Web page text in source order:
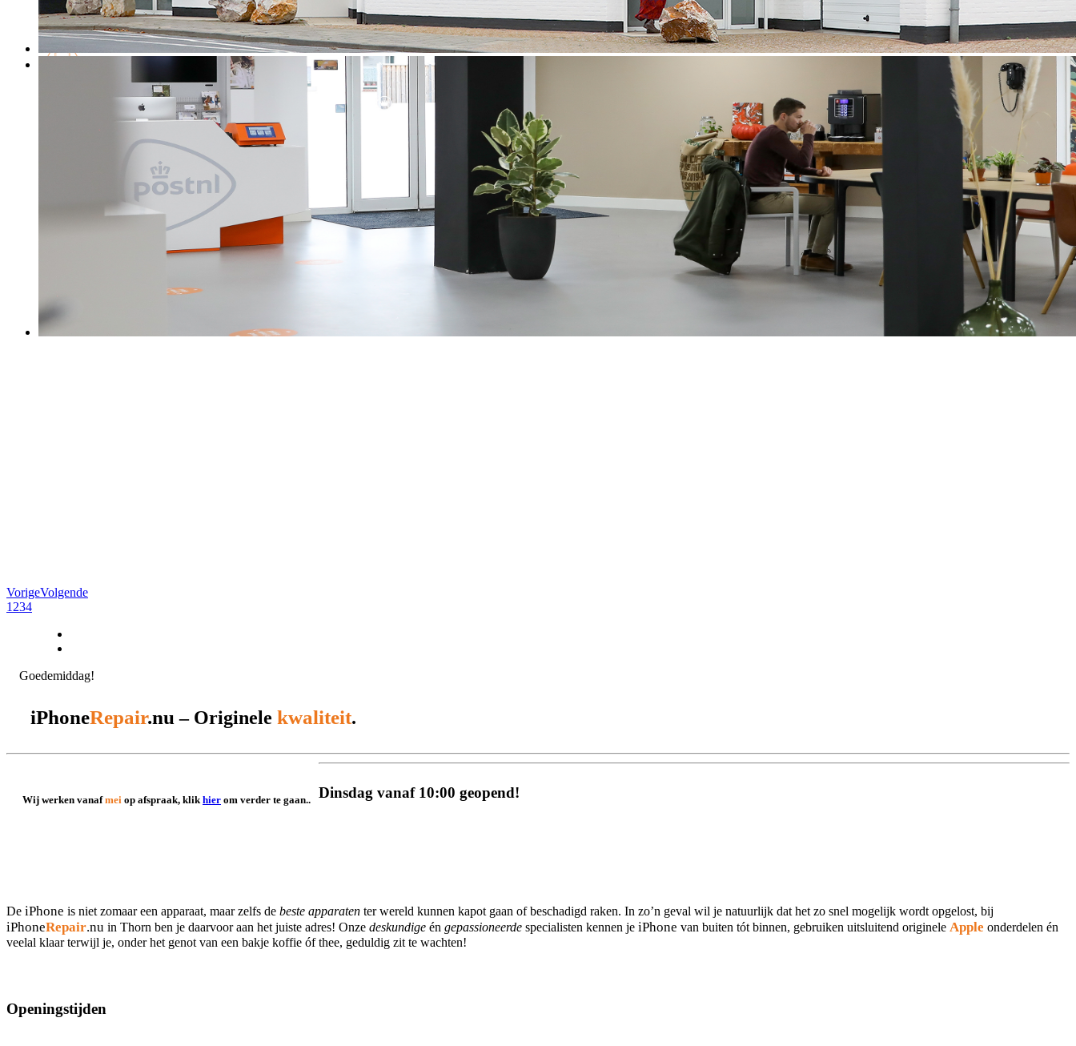
0031 475 215131
VorigeVolgende
1 234
Goedemiddag!
iPhoneRepair.nu– Originele kwaliteit.
Wij werken vanafmei op afspraak, klikhier om verder te gaan.. Dinsdag vanaf 10:00 geopend!
De iPhone is niet zomaar een apparaat, maar zelfs de beste apparaten ter wereld kunnen kapot gaan of beschadigd raken. In zo’n geval wil je natuurlijk dat het zo snel mogelijk wordt opgelost, bij
iPhoneRepair.nu in Thorn ben je daarvoor aan het juiste adres! Onze deskundige én gepassioneerde specialisten kennen je iPhone van buiten tót binnen, gebruiken uitsluitend originele Apple onderdelen én
veelal klaar terwijl je, onder het genot van een bakje koffie óf thee, geduldig zit te wachten!
Openingstijden